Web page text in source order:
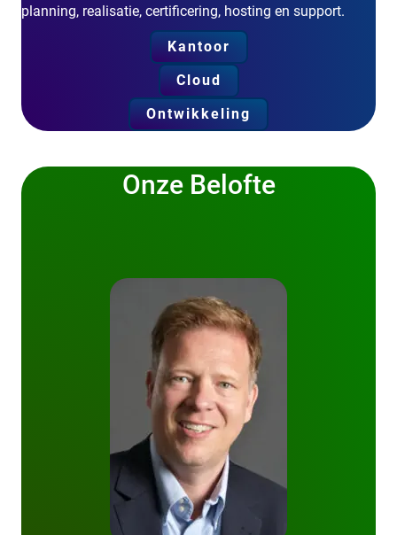
planning, realisatie, certificering, hosting en support.
Kantoor
Cloud
Ontwikkeling
Onze Belofte